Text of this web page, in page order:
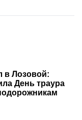
в Лозовой:
День траура